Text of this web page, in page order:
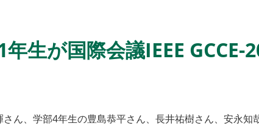
生が国際会議IEEE GCCE-
ん、学部4年生の豊島恭平さん、長井祐樹さん、安永